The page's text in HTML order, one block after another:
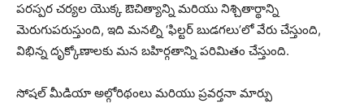
పరస్పర చర్యల యొక్క ఔచిత్యాన్ని మరియు నిశ్చితార్థాన్ని
మెరుగుపరుస్తుంది, ఇది మనల్ని ‘ఫిల్టర్ బుడగలు’లో వేరు చేస్తుంది,
విభిన్న దృక్కోణాలకు మన బహిర్గతాన్ని పరిమితం చేస్తుంది.
సోషల్ మీడియా అల్గోరిథంలు మరియు ప్రవర్తనా మార్పు